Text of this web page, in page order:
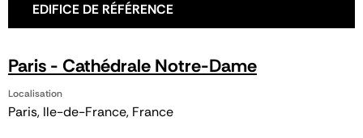
EDIFICE DE RÉFÉRENCE
Paris - Cathédrale Notre-Dame
Localisation
Paris, Ile-de-France, France